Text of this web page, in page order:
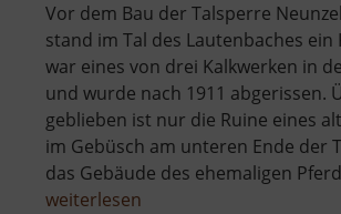
Vor dem Bau der Talsperre
stand im Tal des Lautenbaches ein
war eines von drei Kalkwerken in
und wurde nach 1911 abgerissen.
geblieben ist nur die Ruine eines
im Gebüsch am unteren Ende der
das Gebäude des ehemaligen
weiterlesen